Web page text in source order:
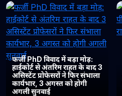
फर्जी PhD विवाद में बड़ा मोड़:
हाईकोर्ट से अंतरिम राहत के बाद 3
असिस्टेंट प्रोफेसरों ने फिर संभाला
कार्यभार, 3 अगस्त को होगी
अगली सुनवाई